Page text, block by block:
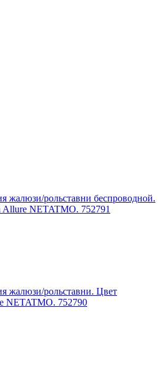
жалюзи/рольставни беспроводной.
NETATMO. 752791
жалюзи/рольставни. Цвет
NETATMO. 752790